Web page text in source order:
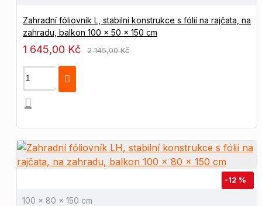
Zahradní fóliovník L, stabilní konstrukce s fólií na rajčata, na
zahradu, balkon 100 × 50 × 150 cm
1 645,00 Kč 2 145,00 Kč
-12 %
100 × 80 × 150 cm